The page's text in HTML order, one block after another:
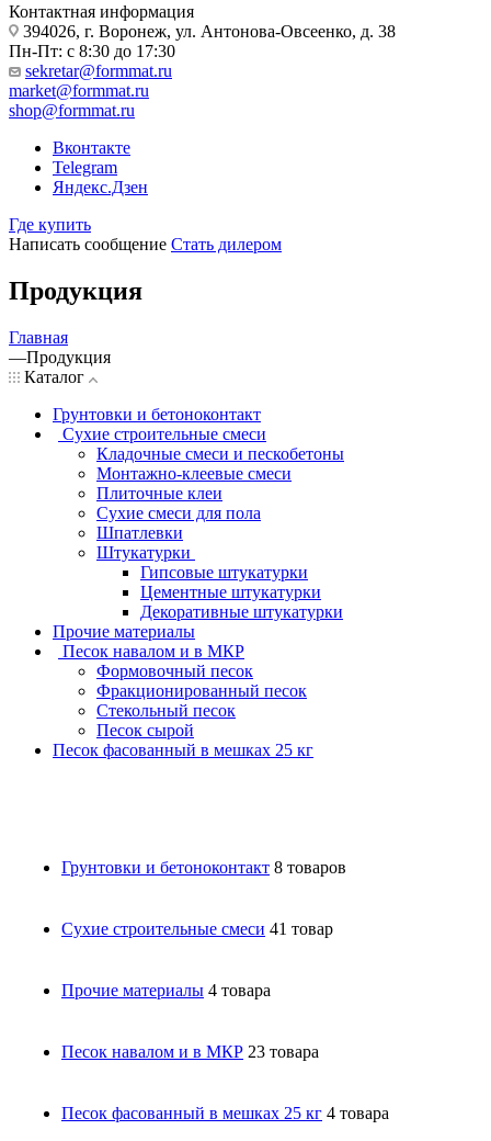
Контактная информация
394026, г. Воронеж, ул. Антонова-Овсеенко, д. 38
Пн-Пт: с 8:30 до 17:30
sekretar@formmat.ru
market@formmat.ru
shop@formmat.ru
Вконтакте
Telegram
Яндекс.Дзен
Где купить
Написать сообщение Стать дилером
Продукция
Главная
—Продукция
Каталог
Грунтовки и бетоноконтакт
Сухие строительные смеси
Кладочные смеси и пескобетоны
Монтажно-клеевые смеси
Плиточные клеи
Сухие смеси для пола
Шпатлевки
Штукатурки
Гипсовые штукатурки
Цементные штукатурки
Декоративные штукатурки
Прочие материалы
Песок навалом и в МКР
Формовочный песок
Фракционированный песок
Стекольный песок
Песок сырой
Песок фасованный в мешках 25 кг
Грунтовки и бетоноконтакт 8 товаров
Сухие строительные смеси 41 товар
Прочие материалы 4 товара
Песок навалом и в МКР 23 товара
Песок фасованный в мешках 25 кг 4 товара